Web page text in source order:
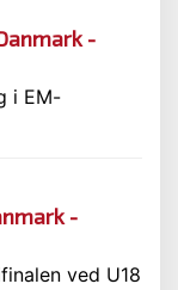
-
i EM-
-
ved U18